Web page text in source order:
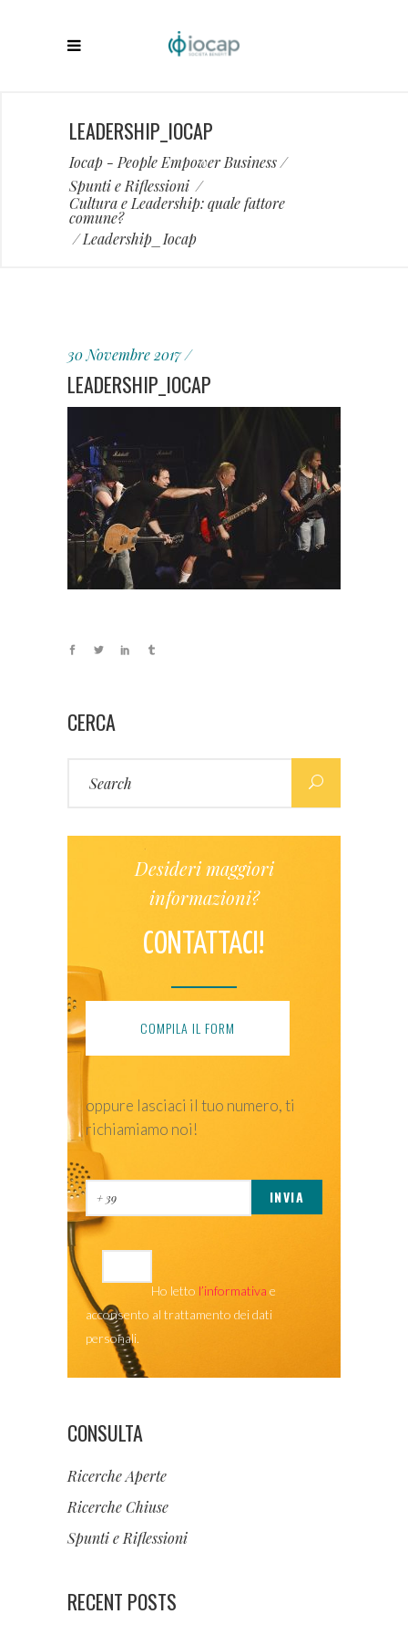
LEADERSHIP_IOCAP
Iocap - People Empower Business/
Spunti e Riflessioni /
Cultura e Leadership: quale fattore
comune?
/Leadership_Iocap
30 Novembre 2017
LEADERSHIP_IOCAP
CERCA
for:
Desideri maggiori
informazioni?
CONTATTACI!
COMPILA IL FORM
oppure lasciaci il tuo numero, ti
richiamiamo noi!
Ho letto l’informativa e
acconsento al trattamento dei dati
personali.
CONSULTA
Ricerche Aperte
Ricerche Chiuse
Spunti e Riflessioni
RECENT POSTS